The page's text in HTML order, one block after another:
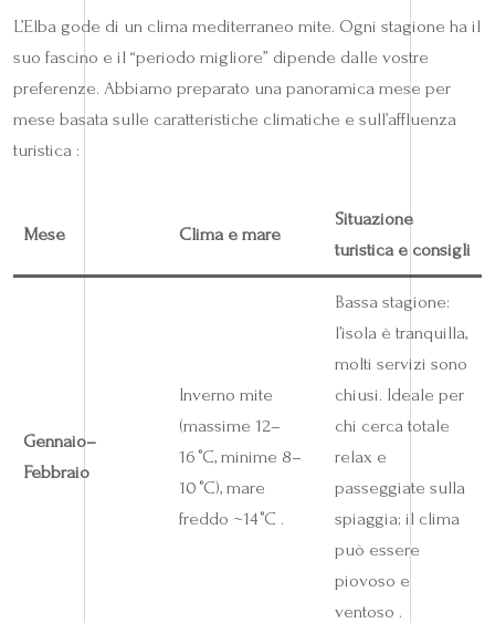
L’Elba gode di un clima mediterraneo mite. Ogni stagione ha il
suo fascino e il “periodo migliore” dipende dalle vostre
preferenze. Abbiamo preparato una panoramica mese per
mese basata sulle caratteristiche climatiche e sull’affluenza
turistica :
Mese Clima e mare
Situazione
turistica e consigli
Gennaio–
Febbraio
Inverno mite
(massime 12–
16 °C, minime 8–
10 °C), mare
freddo ~14 °C .
Bassa stagione:
l’isola è tranquilla,
molti servizi sono
chiusi. Ideale per
chi cerca totale
relax e
passeggiate sulla
spiaggia; il clima
può essere
piovoso e
ventoso .